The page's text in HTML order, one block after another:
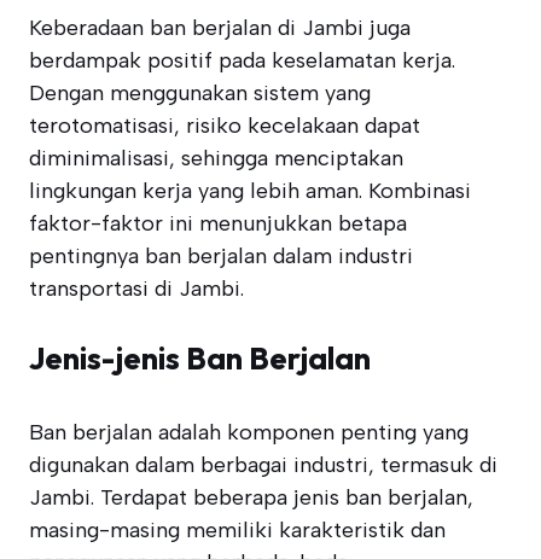
Keberadaan ban berjalan di Jambi juga
berdampak positif pada keselamatan kerja.
Dengan menggunakan sistem yang
terotomatisasi, risiko kecelakaan dapat
diminimalisasi, sehingga menciptakan
lingkungan kerja yang lebih aman. Kombinasi
faktor-faktor ini menunjukkan betapa
pentingnya ban berjalan dalam industri
transportasi di Jambi.
Jenis-jenis Ban Berjalan
Ban berjalan adalah komponen penting yang
digunakan dalam berbagai industri, termasuk di
Jambi. Terdapat beberapa jenis ban berjalan,
masing-masing memiliki karakteristik dan